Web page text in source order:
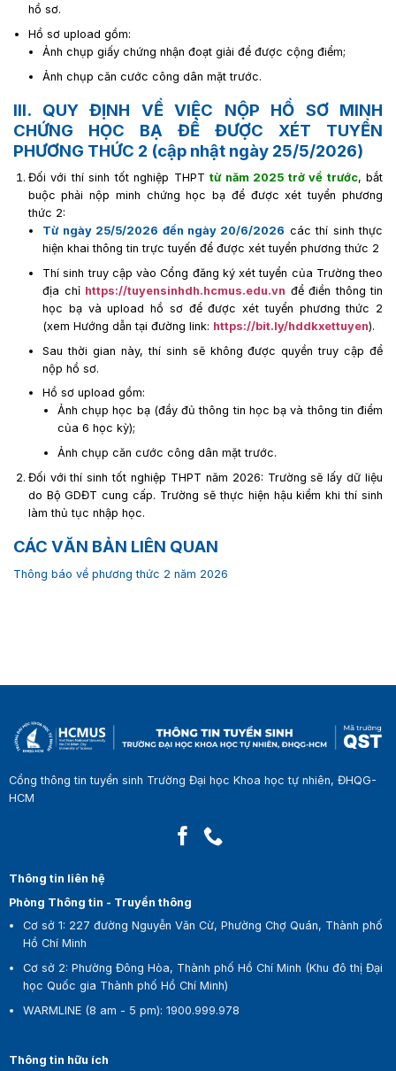
hồ sơ.
Hồ sơ upload gồm:
Ảnh chụp giấy chứng nhận đoạt giải để được cộng điểm;
Ảnh chụp căn cước công dân mặt trước.
III. QUY ĐỊNH VỀ VIỆC NỘP HỒ SƠ MINH
CHỨNG HỌC BẠ ĐỂ ĐƯỢC XÉT TUYỂN
PHƯƠNG THỨC 2 (cập nhật ngày 25/5/2026)
Đối với thí sinh tốt nghiệp THPTtừ năm 2025 trở về trước, bắt
buộc phải nộp minh chứng học bạ để được xét tuyển phương
thức 2:
Từ ngày 25/5/2026 đến ngày 20/6/2026 các thí sinh thực
hiện khai thông tin trực tuyến để được xét tuyển phương thức 2
Thí sinh truy cập vào Cổng đăng ký xét tuyển của Trường theo
địa chỉ https://tuyensinhdh.hcmus.edu.vn để điền thông tin
học bạ và upload hồ sơ để được xét tuyển phương thức 2
(xem Hướng dẫn tại đường link: https://bit.ly/hddkxettuyen).
Sau thời gian này, thí sinh sẽ không được quyền truy cập để
nộp hồ sơ.
Hồ sơ upload gồm:
Ảnh chụp học bạ (đầy đủ thông tin học bạ và thông tin điểm
của 6 học kỳ);
Ảnh chụp căn cước công dân mặt trước.
Đối với thí sinh tốt nghiệp THPT năm 2026: Trường sẽ lấy dữ liệu
do Bộ GDĐT cung cấp. Trường sẽ thực hiện hậu kiểm khi thí sinh
làm thủ tục nhập học.
CÁC VĂN BẢN LIÊN QUAN
Thông báo về phương thức 2 năm 2026
Cổng thông tin tuyển sinh Trường Đại học Khoa học tự nhiên, ĐHQG-
HCM
Thông tin liên hệ
Phòng Thông tin - Truyền thông
Cơ sở 1: 227 đường Nguyễn Văn Cừ, Phường Chợ Quán, Thành phố
Hồ Chí Minh
Cơ sở 2: Phường Đông Hòa, Thành phố Hồ Chí Minh (Khu đô thị Đại
học Quốc gia Thành phố Hồ Chí Minh)
WARMLINE (8 am - 5 pm):1900.999.978
Thông tin hữu ích